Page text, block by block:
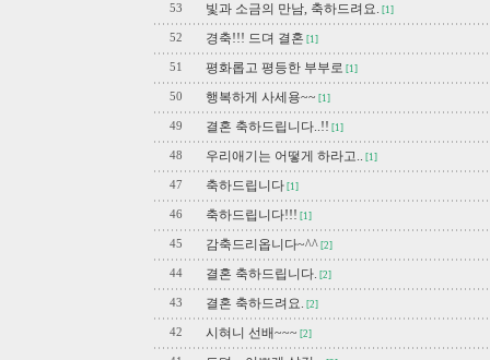
53 빛과 소금의 만남, 축하드려요. [1]
52 경축!!! 드뎌 결혼 [1]
51 평화롭고 평등한 부부로 [1]
50 행복하게 사세용~~ [1]
49 결혼 축하드립니다..!! [1]
48 우리애기는 어떻게 하라고.. [1]
47 축하드립니다 [1]
46 축하드립니다!!! [1]
45 감축드리옵니다~^^ [2]
44 결혼 축하드립니다. [2]
43 결혼 축하드려요. [2]
42 시혀니 선배~~~ [2]